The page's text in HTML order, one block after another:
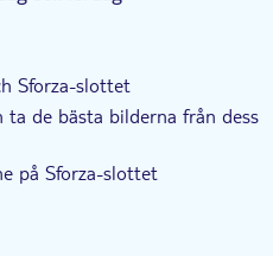
Sforza-slottet
de bästa bilderna från dess
på Sforza-slottet